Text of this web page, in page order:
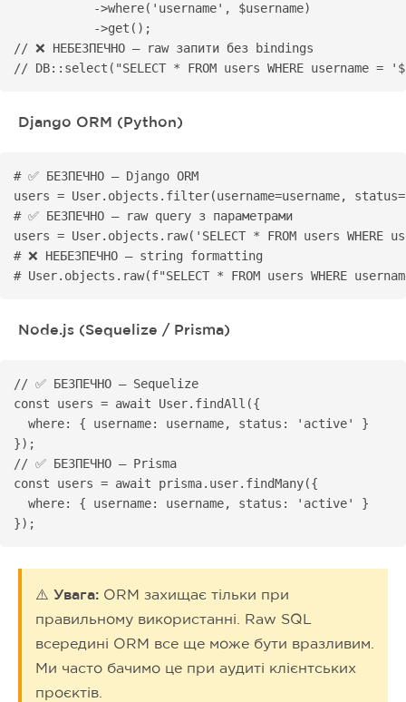
           ->where('username', $username)
           ->get();
// ❌ НЕБЕЗПЕЧНО — raw запити без bindings
// DB::select("SELECT * FROM users WHERE username =
Django ORM (Python)
# ✅ БЕЗПЕЧНО — Django ORM
users = User.objects.filter(username=username,
# ✅ БЕЗПЕЧНО — raw query з параметрами
users = User.objects.raw('SELECT * FROM users WHERE
# ❌ НЕБЕЗПЕЧНО — string formatting
# User.objects.raw(f"SELECT * FROM users WHERE
Node.js (Sequelize / Prisma)
// ✅ БЕЗПЕЧНО — Sequelize
const users = await User.findAll({
  where: { username: username, status: 'active' }
});
// ✅ БЕЗПЕЧНО — Prisma
const users = await prisma.user.findMany({
  where: { username: username, status: 'active' }
});
⚠️ Увага: ORM захищає тільки при
правильному використанні. Raw SQL
всередині ORM все ще може бути вразливим.
Ми часто бачимо це при аудиті клієнтських
проєктів.